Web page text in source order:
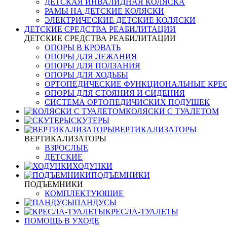
ДЕТСКАЯ ИНВАЛИДНАЯ КОЛЯСКА
РАМЫ НА ДЕТСКИЕ КОЛЯСКИ
ЭЛЕКТРИЧЕСКИЕ ДЕТСКИЕ КОЛЯСКИ
ДЕТСКИЕ СРЕДСТВА РЕАБИЛИТАЦИИ
ДЕТСКИЕ СРЕДСТВА РЕАБИЛИТАЦИИ
ОПОРЫ В КРОВАТЬ
ОПОРЫ ДЛЯ ЛЕЖАНИЯ
ОПОРЫ ДЛЯ ПОЛЗАНИЯ
ОПОРЫ ДЛЯ ХОДЬБЫ
ОРТОПЕДИЧЕСКИЕ ФУНКЦИОНАЛЬНЫЕ
ОПОРЫ ДЛЯ СТОЯНИЯ И СИДЕНИЯ
СИСТЕМА ОРТОПЕДИЧИСКИХ ПОДУШЕК
КОЛЯСКИ С ТУАЛЕТОМ
СКУТЕРЫ
ВЕРТИКАЛИЗАТОРЫ
ВЕРТИКАЛИЗАТОРЫ
ВЗРОСЛЫЕ
ДЕТСКИЕ
ХОДУНКИ
ПОДЪЕМНИКИ
ПОДЪЕМНИКИ
КОМПЛЕКТУЮЩИЕ
ПАНДУСЫ
КРЕСЛА-ТУАЛЕТЫ
ПОМОЩЬ В УХОДЕ